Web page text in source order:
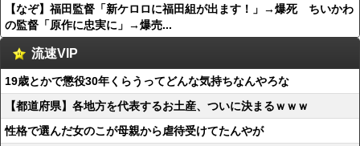
【なぞ】福田監督「新ケロロに福田組が出ます！」→爆死 ちいかわ
の監督「原作に忠実に」→爆売...
流速VIP
19歳とかで懲役30年くらうってどんな気持ちなんやろな
【都道府県】各地方を代表するお土産、ついに決まるｗｗｗ
性格で選んだ女のこが母親から虐待受けてたんやが